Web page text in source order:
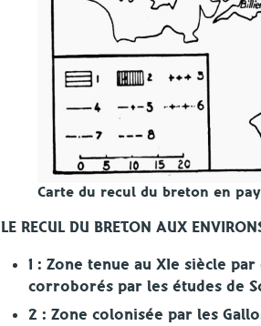
Carte du recul du breton en
LE RECUL DU BRETON AUX
1 : Zone tenue au XIe siècle
corroborés par les études de
2 : Zone colonisée par les